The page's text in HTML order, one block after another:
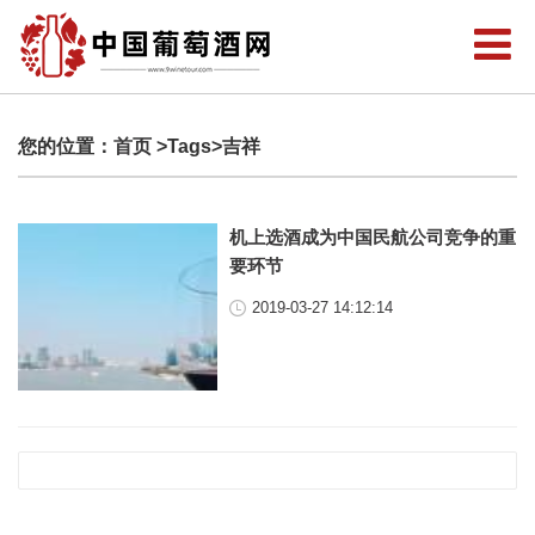
您的位置： 首页 >Tags>吉祥
机上选酒成为中国民航公司竞争的重
要环节
2019-03-27 14:12:14